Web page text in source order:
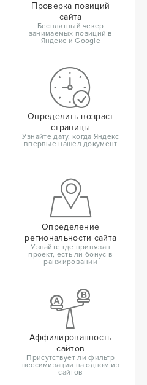
Проверка позиций
сайта
Бесплатный чекер
занимаемых позиций в
Яндекс и Google
Определить возраст
страницы
Узнайте дату, когда Яндекс
впервые нашел документ
Определение
региональности сайта
Узнайте где привязан
проект, есть ли бонус в
ранжировании
Аффилированность
сайтов
Присутствует ли фильтр
пессимизации на одном из
сайтов